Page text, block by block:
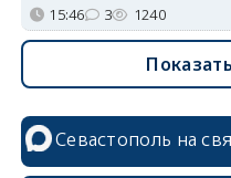
15:46 3 1240
Севастополь на